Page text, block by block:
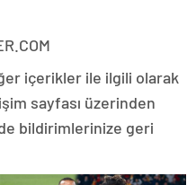
içerikler ile ilgili olarak
sayfası üzerinden
bildirimlerinize geri